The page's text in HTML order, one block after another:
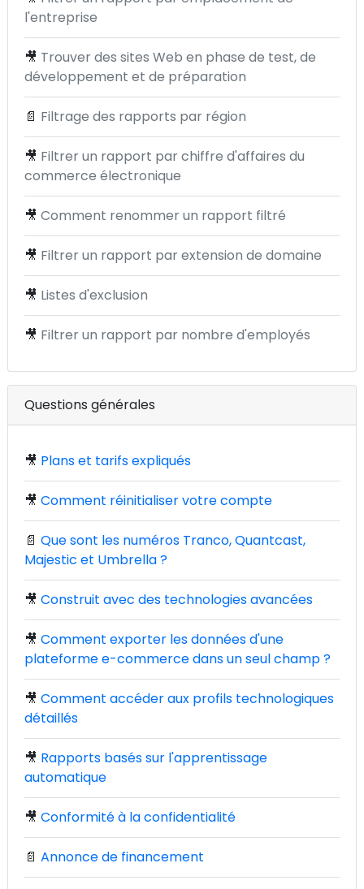
l'entreprise
🎥 Trouver des sites Web en phase de test, de
développement et de préparation
📄 Filtrage des rapports par région
🎥 Filtrer un rapport par chiffre d'affaires du
commerce électronique
🎥 Comment renommer un rapport filtré
🎥 Filtrer un rapport par extension de domaine
🎥 Listes d'exclusion
🎥 Filtrer un rapport par nombre d'employés
Questions générales
🎥 Plans et tarifs expliqués
🎥 Comment réinitialiser votre compte
📄 Que sont les numéros Tranco, Quantcast,
Majestic et Umbrella ?
🎥 Construit avec des technologies avancées
🎥 Comment exporter les données d'une
plateforme e-commerce dans un seul champ ?
🎥 Comment accéder aux profils technologiques
détaillés
🎥 Rapports basés sur l'apprentissage
automatique
🎥 Conformité à la confidentialité
📄 Annonce de financement